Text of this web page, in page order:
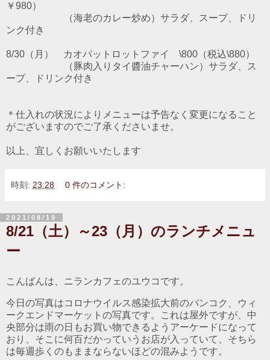
￥980）
（海老のカレー炒め）サラダ、スープ、ドリ
ンク付き
8/30（月） カオパットロットファイ \800（税込\880）
（豚肉入りタイ醬油チャーハン）サラダ、ス
ープ、ドリンク付き
＊仕入れの状況によりメニューは予告なく変更になること
がございますのでご了承くださいませ。
以上、宜しくお願いいたします
時刻: 23:28 0 件のコメント:
2021/08/19
8/21（土）～23（月）のランチメニュ
ー
こんばんは、ニランカフェのユウコです。
今日の写真はコロナウイルス感染拡大前のバンコク、ウィ
ークエンドマーケットの写真です。これは屋外ですが、中
央部分は雨の日もお買い物できるようアーケードになって
おり、そこに何百だかっていうお店が入っていて、そちら
は毎週歩くのもままならないほどの混みようです。